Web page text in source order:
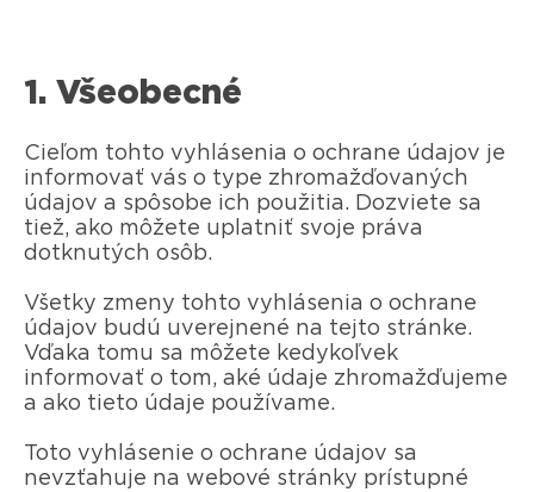
1. Všeobecné
Cieľom tohto vyhlásenia o ochrane údajov je
informovať vás o type zhromažďovaných
údajov a spôsobe ich použitia. Dozviete sa
tiež, ako môžete uplatniť svoje práva
dotknutých osôb.
Všetky zmeny tohto vyhlásenia o ochrane
údajov budú uverejnené na tejto stránke.
Vďaka tomu sa môžete kedykoľvek
informovať o tom, aké údaje zhromažďujeme
a ako tieto údaje používame.
Toto vyhlásenie o ochrane údajov sa
nevzťahuje na webové stránky prístupné